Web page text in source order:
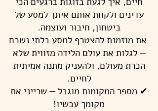
עדינים ולקחת אותם איתך למסע של
ביטחון, חיבור ועוצמה.
את מוזמנת להצטרף למסע בלתי נשכח
— לגלות את עולם הלידה מזווית שלא
הכרת מעולם, ולהעניק מתנה אמיתית
לחיים.
✔ מספר המקומות מוגבל — שרייני את
מקומך עכשיו!